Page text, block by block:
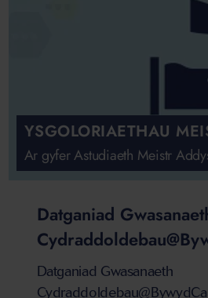
YSGOLORIAETHAU
Ar gyfer Astudiaeth Meistr
Datganiad
Datganiad Gwasanaeth